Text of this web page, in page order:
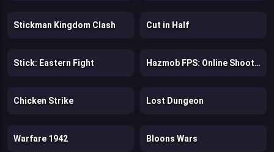
Stickman Kingdom Clash Cut in Half
Stick: Eastern Fight Hazmob FPS: Online Shooter
Chicken Strike Lost Dungeon
Warfare 1942 Bloons Wars